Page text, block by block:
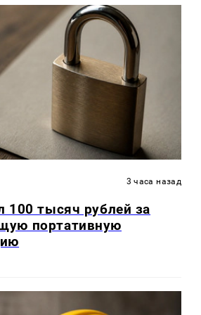
3 часа назад
100 тысяч рублей за
портативную